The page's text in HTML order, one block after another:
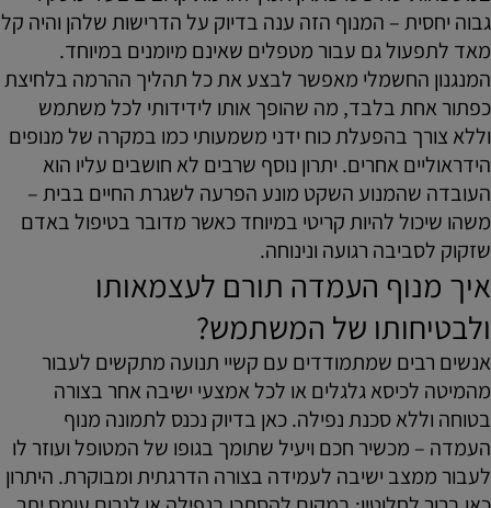
גבוה יחסית – המנוף הזה ענה בדיוק על הדרישות שלהן והיה קל
מאד לתפעול גם עבור מטפלים שאינם מיומנים במיוחד.
המנגנון החשמלי מאפשר לבצע את כל תהליך ההרמה בלחיצת
כפתור אחת בלבד, מה שהופך אותו לידידותי לכל משתמש
וללא צורך בהפעלת כוח ידני משמעותי כמו במקרה של מנופים
הידראוליים אחרים. יתרון נוסף שרבים לא חושבים עליו הוא
העובדה שהמנוע השקט מונע הפרעה לשגרת החיים בבית –
משהו שיכול להיות קריטי במיוחד כאשר מדובר בטיפול באדם
שזקוק לסביבה רגועה ונינוחה.
איך מנוף העמדה תורם לעצמאותו
ולבטיחותו של המשתמש?
אנשים רבים שמתמודדים עם קשיי תנועה מתקשים לעבור
מהמיטה לכיסא גלגלים או לכל אמצעי ישיבה אחר בצורה
בטוחה וללא סכנת נפילה. כאן בדיוק נכנס לתמונה מנוף
העמדה – מכשיר חכם ויעיל שתומך בגופו של המטופל ועוזר לו
לעבור ממצב ישיבה לעמידה בצורה הדרגתית ומבוקרת. היתרון